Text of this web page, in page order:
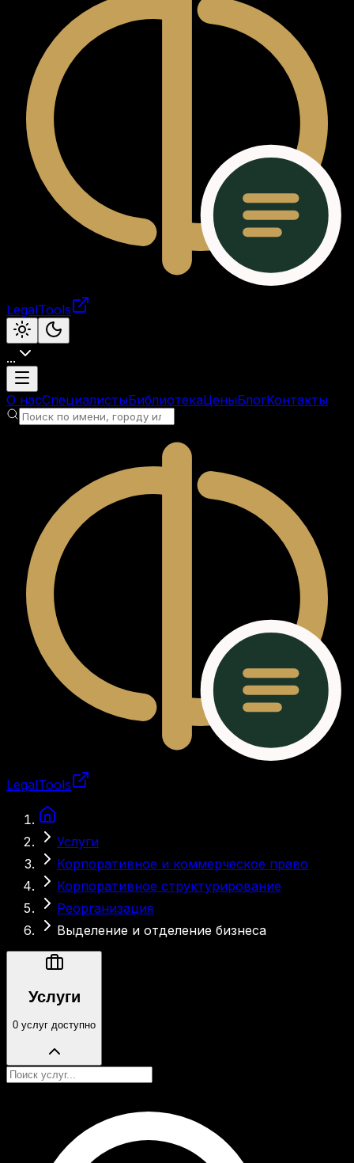
LegalTools
...
Загрузка аккаунта
О насСпециалистыБиблиотекаЦеныБлогКонтакты
LegalTools
Услуги
Корпоративное и коммерческое право
Корпоративное структурирование
Реорганизация
Выделение и отделение бизнеса
Услуги
0 услуг доступно